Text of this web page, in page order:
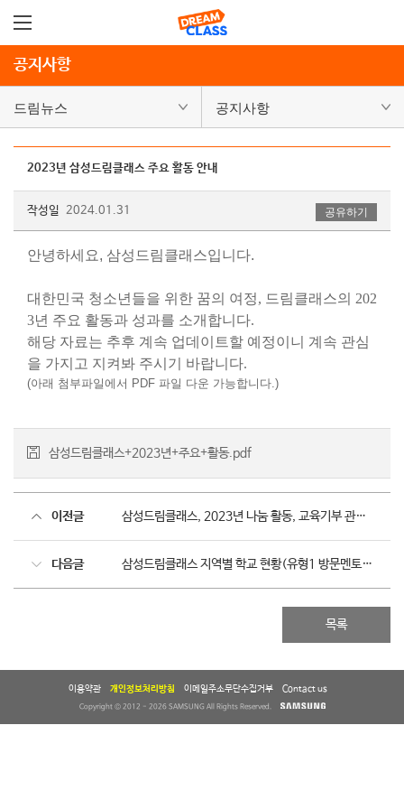
공지사항
드림뉴스 공지사항
2023년 삼성드림클래스 주요 활동 안내
작성일 2024.01.31 공유하기
안녕하세요, 삼성드림클래스입니다.
대한민국 청소년들을 위한 꿈의 여정, 드림클래스의 202
3년 주요 활동과 성과를 소개합니다.
해당 자료는 추후 계속 업데이트할 예정이니 계속 관심
을 가지고 지켜봐 주시기 바랍니다.
(아래 첨부파일에서 PDF 파일 다운 가능합니다.)
삼성드림클래스+2023년+주요+활동.pdf
이전글 삼성드림클래스, 2023년 나눔 활동, 교육기부 관련 정부기관 3개 상 수상
다음글 삼성드림클래스 지역별 학교 현황(유형1 방문멘토링)
목록
이용약관 개인정보처리방침 이메일주소무단수집거부 Contact us
Copyright © 2012 - 2026 SAMSUNG All Rights Reserved.